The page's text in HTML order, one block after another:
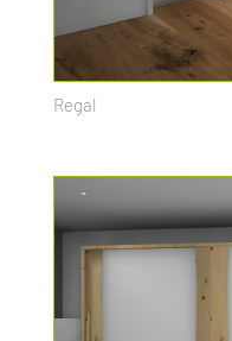
Regal